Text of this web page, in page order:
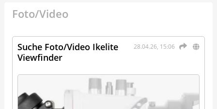
Foto/Video
28.04.26, 15:06
Suche Foto/Video Ikelite
Viewfinder